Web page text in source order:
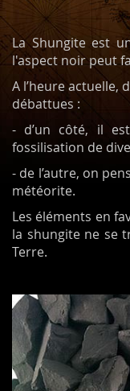
La Shungite est
l'aspect noir peut
A l’heure actuelle,
débattues :
- d’un côté, il
fossilisation de
- de l’autre, on
météorite.
Les éléments en
la shungite ne se
Terre.